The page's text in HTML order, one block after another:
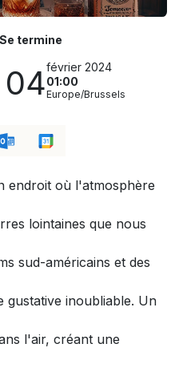
Se termine
04février 2024
01:00
Europe/Brussels
endroit où l'atmosphère
lointaines que nous
sud-américains et des
gustative inoubliable. Un
l'air, créant une